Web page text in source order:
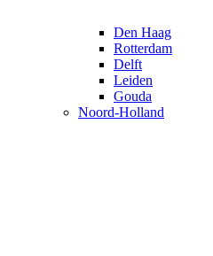
Den Haag
Rotterdam
Delft
Leiden
Gouda
Noord-Holland